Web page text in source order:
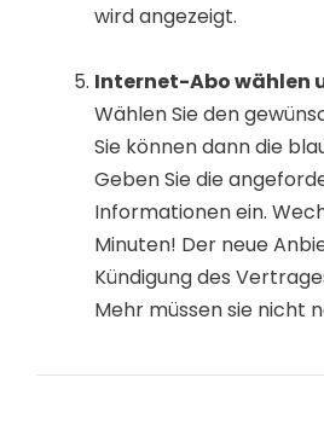
wird angezeigt.
Internet-Abo wählen
Wählen Sie den
Sie können dann die
Geben Sie die
Informationen ein.
Minuten! Der neue
Kündigung des
Mehr müssen sie nicht